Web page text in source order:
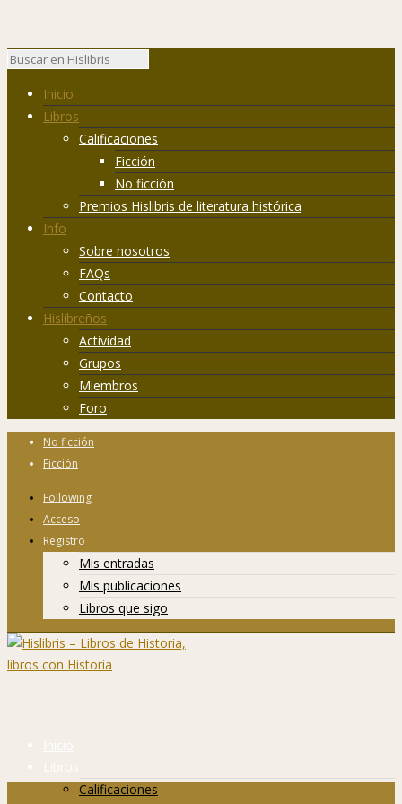
Inicio
Libros
Calificaciones
Ficción
No ficción
Premios Hislibris de literatura histórica
Info
Sobre nosotros
FAQs
Contacto
Hislibreños
Actividad
Grupos
Miembros
Foro
No ficción
Ficción
Following
Acceso
Registro
Mis entradas
Mis publicaciones
Libros que sigo
Inicio
Libros
Calificaciones